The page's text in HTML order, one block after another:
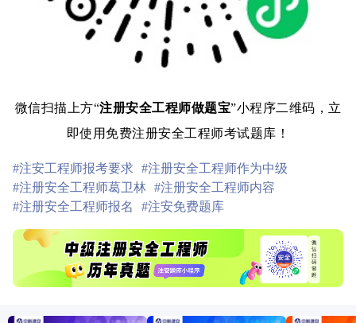
微信扫描上方“注册安全工程师做题宝”小程序二维码，立
即使用免费注册安全工程师考试题库！
#注安工程师报考要求 #注册安全工程师作为中级
#注册安全工程师葛卫林 #注册安全工程师内容
#注册安全工程师报名
#注安免费题库